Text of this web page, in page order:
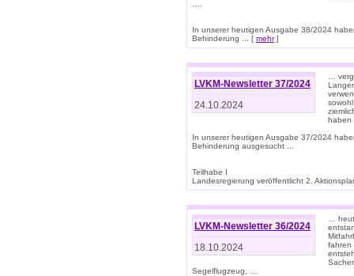
In unserer heutigen Ausgabe 38/2024
Behinderung ... [ mehr]
LVKM-Newsletter 37/2024
24.10.2024
…
In unserer heutigen Ausgabe 37/2024
Behinderung ausgesucht ...
Teilhabe I
Landesregierung veröffentlicht 2.
LVKM-Newsletter 36/2024
18.10.2024
…
fahren
Segelflugzeug, …